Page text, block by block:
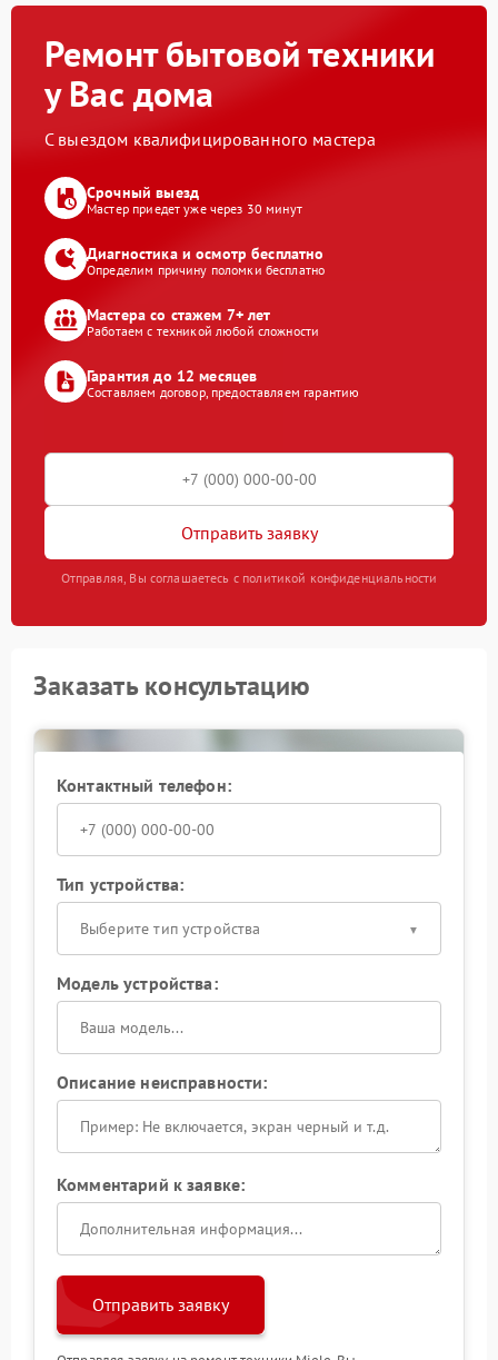
Ремонт бытовой техники
у Вас дома
С выездом квалифицированного мастера
Срочный выезд
Мастер приедет уже через 30 минут
Диагностика и осмотр бесплатно
Определим причину поломки бесплатно
Мастера со стажем 7+ лет
Работаем с техникой любой сложности
Гарантия до 12 месяцев
Составляем договор, предоставляем гарантию
Отправить заявку
Отправляя, Вы соглашаетесь с политикой конфиденциальности
Заказать консультацию
Контактный телефон:
Тип устройства:
Выберите тип устройства
Модель устройства:
Описание неисправности:
Комментарий к заявке:
Отправить заявку